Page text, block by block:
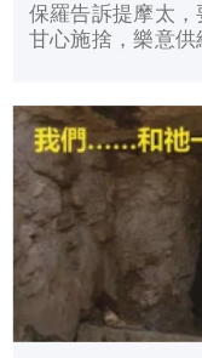
保羅告訴提摩太，
甘心施捨，樂意
富足。 不論我們
人分享我們所擁
來的豐盛生命。
靈修分享: